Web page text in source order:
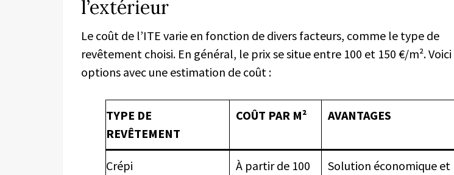
l’extérieur
Le coût de l’ITE varie en fonction de divers facteurs, comme le type de
revêtement choisi. En général, le prix se situe entre 100 et 150 €/m².
options avec une estimation de coût :
TYPE DE
REVÊTEMENT
COÛT PAR M² AVANTAGES
Crépi
À partir de 100
Solution économique et